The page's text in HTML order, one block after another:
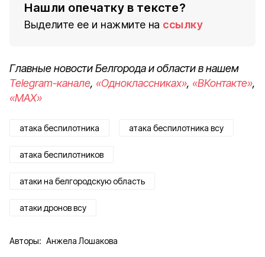
Нашли опечатку в тексте?
Выделите ее и нажмите на ссылку
Главные новости Белгорода и области в нашем
Telegram-канале, «Одноклассниках», «ВКонтакте»,
«MAX»
атака беспилотника атака беспилотника всу
атака беспилотников
атаки на белгородскую область
атаки дронов всу
Авторы: Анжела Лошакова